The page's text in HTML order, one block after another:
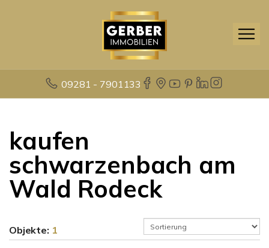
09281 - 7901133
kaufen
schwarzenbach am
Wald Rodeck
Objekte: 1